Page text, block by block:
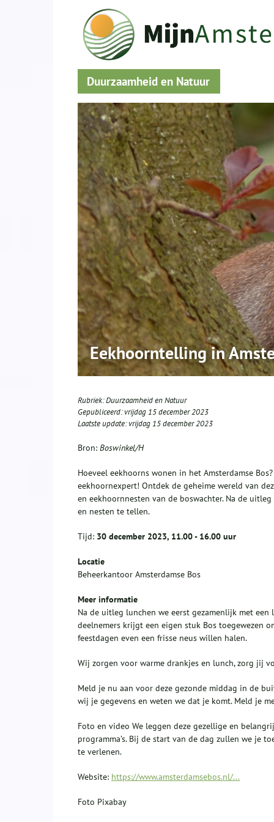
Duurzaamheid en Natuur
Eekhoorntelling in
Rubriek:Duurzaamheid en Natuur
Gepubliceerd:vrijdag 15 december 2023
Laatste update:vrijdag 15 december 2023
Bron: Boswinkel/H
Hoeveel eekhoorns wonen in het Amsterdamse
eekhoornexpert! Ontdek de geheime wereld van
en eekhoornnesten van de boswachter. Na de
en nesten te tellen.
Tijd: 30 december 2023, 11.00 - 16.00 uur
Locatie
Beheerkantoor Amsterdamse Bos
Meer informatie
Na de uitleg lunchen we eerst gezamenlijk met
deelnemers krijgt een eigen stuk Bos toegewezen
feestdagen even een frisse neus willen halen.
Wij zorgen voor warme drankjes en lunch, zorg jij
Meld je nu aan voor deze gezonde middag in de
wij je gegevens en weten we dat je komt. Meld je
Foto en video We leggen deze gezellige en
programma’s. Bij de start van de dag zullen we je
te verlenen.
Website: https://www.amsterdamsebos.nl/...
Foto Pixabay